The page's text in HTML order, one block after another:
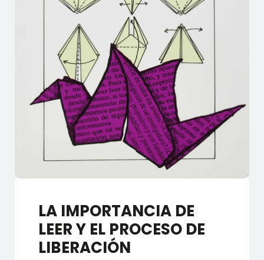
LA IMPORTANCIA DE
LEER Y EL PROCESO DE
LIBERACIÓN